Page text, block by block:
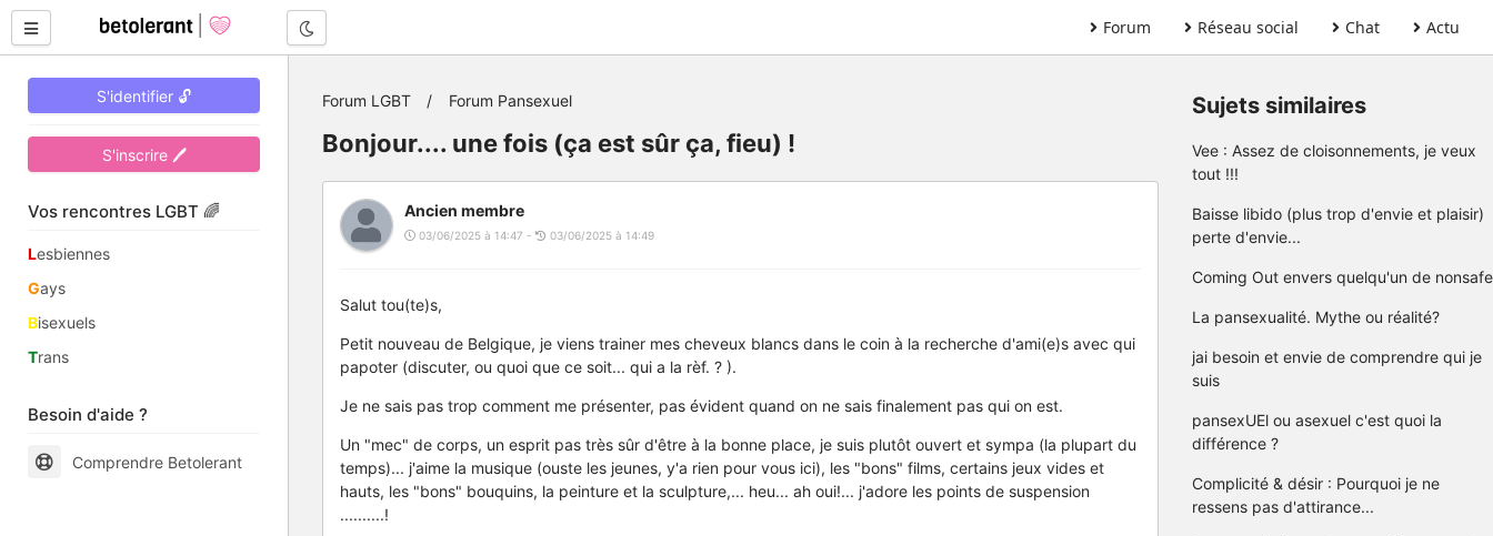
Forum Réseau social Chat Actu
S'identifier 🔓
S'inscrire 🖊
Vos rencontres LGBT 🌈
Lesbiennes
Gays
Bisexuels
Trans
Besoin d'aide ?
Comprendre Betolerant
Forum LGBT Forum Pansexuel
Bonjour.... une fois (ça est sûr ça, fieu) !
Ancien membre
03/06/2025 à 14:47 - 03/06/2025 à 14:49
Salut tou(te)s,
Petit nouveau de Belgique, je viens trainer mes cheveux blancs dans le coin à la recherche d'ami(e)s avec qui
papoter (discuter, ou quoi que ce soit... qui a la rèf. ? ).
Je ne sais pas trop comment me présenter, pas évident quand on ne sais finalement pas qui on est.
Un "mec" de corps, un esprit pas très sûr d'être à la bonne place, je suis plutôt ouvert et sympa (la plupart du
temps)... j'aime la musique (ouste les jeunes, y'a rien pour vous ici), les "bons" films, certains jeux vides et
hauts, les "bons" bouquins, la peinture et la sculpture,... heu... ah oui!... j'adore les points de suspension
..........!
Sujets similaires
Vee : Assez de cloisonnements, je veux
tout !!!
Baisse libido (plus trop d'envie et plaisir)
perte d'envie...
Coming Out envers quelqu'un de nonsafe
La pansexualité. Mythe ou réalité?
jai besoin et envie de comprendre qui je
suis
pansexUEl ou asexuel c'est quoi la
différence ?
Complicité & désir : Pourquoi je ne
ressens pas d'attirance...